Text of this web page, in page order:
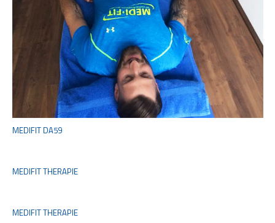
MEDIFIT DA59
MEDIFIT THERAPIE
MEDIFIT THERAPIE